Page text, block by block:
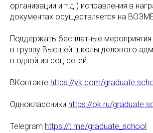
организации и т.д.) исправления в
документах осуществляется на
Поддержать бесплатные
в группу Высшей школы делового
в одной из соц.сетей:
ВКонтакте https://vk.com/
Одноклассники https://ok.ru/
Telegram https://t.me/graduate_school